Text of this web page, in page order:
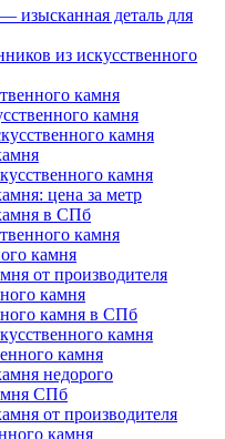
изысканная деталь для
из искусственного
камня
камня
камня
камня
цена за метр
в СПб
камня
камня
от производителя
камня
камня в СПб
камня
камня
недорого
СПб
от производителя
камня